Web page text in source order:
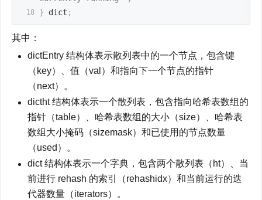
} dict ;
其中：
dictEntry 结构体表示散列表中的一个节点，包含键
（key）、值（val）和指向下一个节点的指针
（next）。
dictht 结构体表示一个散列表，包含指向哈希表数组的
指针（table）、哈希表数组的大小（size）、哈希表
数组大小掩码（sizemask）和已使用的节点数量
（used）。
dict 结构体表示一个字典，包含两个散列表（ht）、当
前进行 rehash 的索引（rehashidx）和当前运行的迭
代器数量（iterators）。